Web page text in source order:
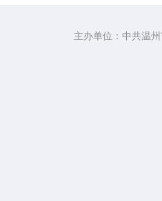
主办单位：中共温